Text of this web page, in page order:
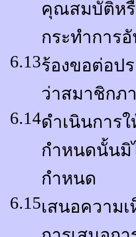
คุณสมบัติหรื
กระทำการ
6.13ร้องขอต่อป
ว่าสมาชิกภ
6.14ดำเนินการ
กำหนดนั้นมิ
กำหนด
6.15เสนอความ